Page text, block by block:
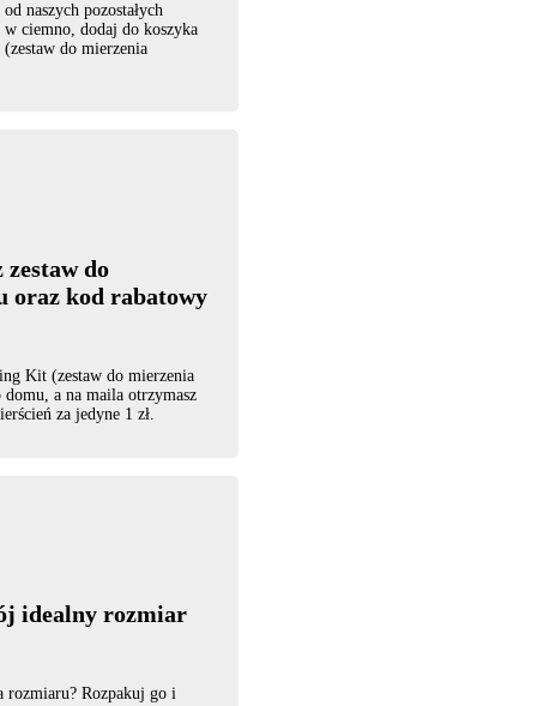
naszych pozostałych
ciemno, dodaj do koszyka
do mierzenia
do
oraz kod rabatowy
Kit (zestaw do mierzenia
a na maila otrzymasz
za jedyne 1 zł.
idealny rozmiar
rozmiaru? Rozpakuj go i